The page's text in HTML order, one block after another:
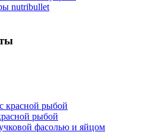
nutribullet
рыбой